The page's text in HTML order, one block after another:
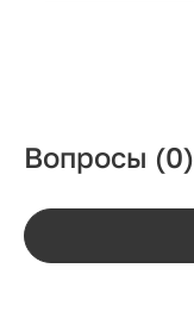
Вопросы (0)